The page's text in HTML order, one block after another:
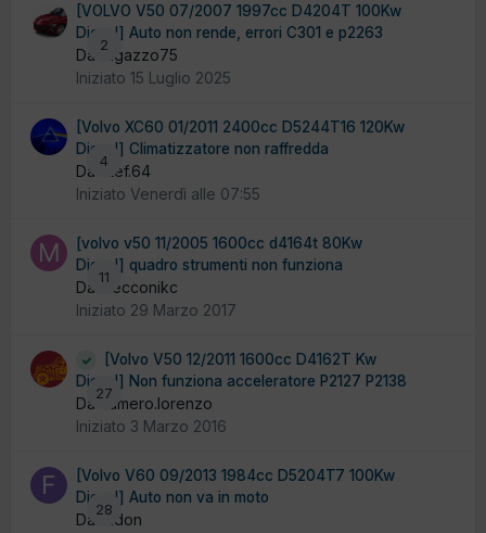
2
[VOLVO V50 07/2007 1997cc D4204T 100Kw
Diesel] Auto non rende, errori C301 e p2263
Da ragazzo75
Iniziato 15 Luglio 2025
4
[Volvo XC60 01/2011 2400cc D5244T16 120Kw
Diesel] Climatizzatore non raffredda
Da Stef.64
Iniziato Venerdì alle 07:55
11
[volvo v50 11/2005 1600cc d4164t 80Kw
Diesel] quadro strumenti non funziona
Da mecconikc
Iniziato 29 Marzo 2017
27
[Volvo V50 12/2011 1600cc D4162T Kw
Diesel] Non funziona acceleratore P2127 P2138
Da cumero.lorenzo
Iniziato 3 Marzo 2016
28
[Volvo V60 09/2013 1984cc D5204T7 100Kw
Diesel] Auto non va in moto
Da fadon